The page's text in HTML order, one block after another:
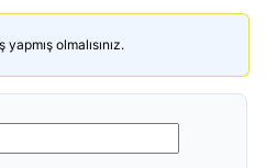
olmalısınız.